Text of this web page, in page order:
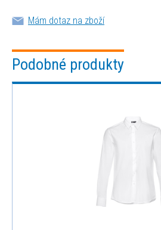
Mám dotaz na zboží
Podobné produkty